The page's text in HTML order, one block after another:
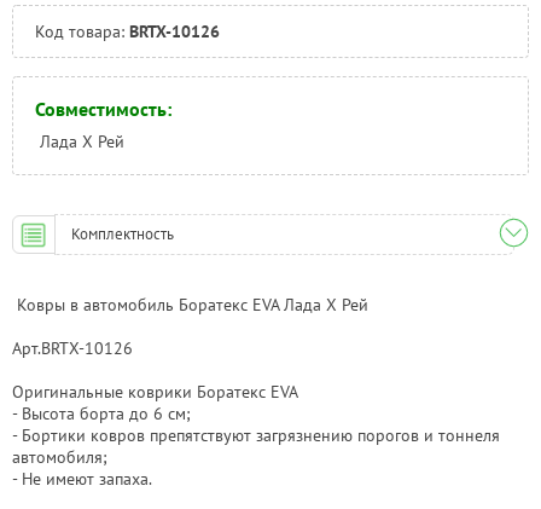
Код товара: BRTX-10126
Совместимость:
Лада Х Рей
Комплектность
Ковры в автомобиль Боратекс EVA Лада Х Рей
Арт.BRTX-10126
Оригинальные коврики Боратекс EVA
- Высота борта до 6 см;
- Бортики ковров препятствуют загрязнению порогов и тоннеля
автомобиля;
- Не имеют запаха.